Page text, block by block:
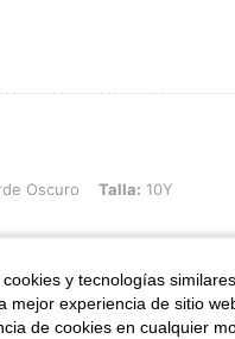
Talla: 10Y
Oscuro Talla: 10Y
cookies y tecnologías
mejor experiencia de sitio
de cookies en cualquier